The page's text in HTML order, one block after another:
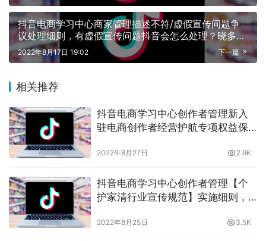
抖音电商学习中心商家管理描述不符/虚假宣传问题争
议处理细则，有虚假宣传问题抖音会怎么处理？晓多带
你了解
下一篇
2022年8月17日 19:02
相关推荐
抖音电商学习中心创作者管理新入
驻电商创作者经营护航专项权益保
作者，平台有什么措施，晓多告诉
2022年8月27日 2.9K
抖音电商学习中心创作者管理【个
护家清行业宣传规范】实施细则，
注意的？晓多告诉你
2022年8月25日 3.5K